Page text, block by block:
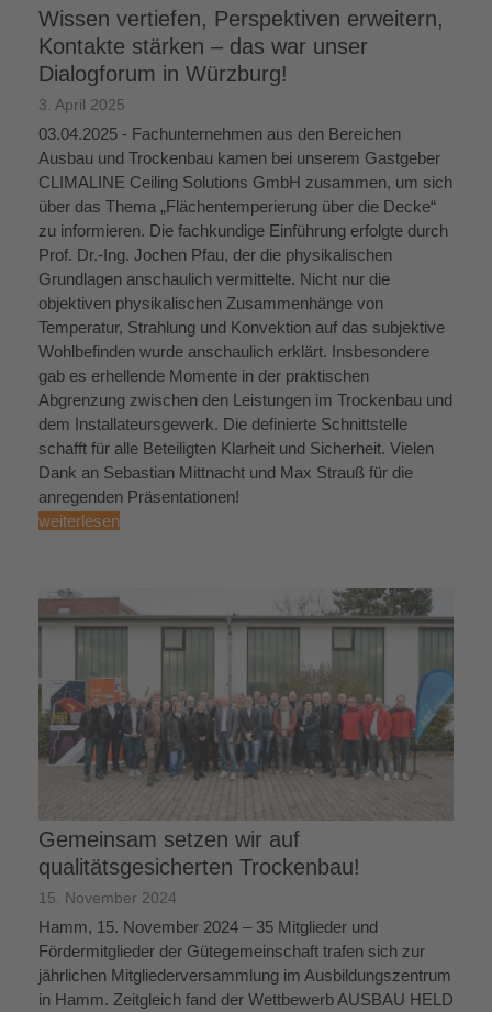
Wissen vertiefen, Perspektiven erweitern,
Kontakte stärken – das war unser
Dialogforum in Würzburg!
3. April 2025
03.04.2025 - Fachunternehmen aus den Bereichen
Ausbau und Trockenbau kamen bei unserem Gastgeber
CLIMALINE Ceiling Solutions GmbH zusammen, um sich
über das Thema „Flächentemperierung über die Decke“
zu informieren. Die fachkundige Einführung erfolgte durch
Prof. Dr.-Ing. Jochen Pfau, der die physikalischen
Grundlagen anschaulich vermittelte. Nicht nur die
objektiven physikalischen Zusammenhänge von
Temperatur, Strahlung und Konvektion auf das subjektive
Wohlbefinden wurde anschaulich erklärt. Insbesondere
gab es erhellende Momente in der praktischen
Abgrenzung zwischen den Leistungen im Trockenbau und
dem Installateursgewerk. Die definierte Schnittstelle
schafft für alle Beteiligten Klarheit und Sicherheit. Vielen
Dank an Sebastian Mittnacht und Max Strauß für die
anregenden Präsentationen!
weiterlesen
Gemeinsam setzen wir auf
qualitätsgesicherten Trockenbau!
15. November 2024
Hamm, 15. November 2024 – 35 Mitglieder und
Fördermitglieder der Gütegemeinschaft trafen sich zur
jährlichen Mitgliederversammlung im Ausbildungszentrum
in Hamm. Zeitgleich fand der Wettbewerb AUSBAU HELD